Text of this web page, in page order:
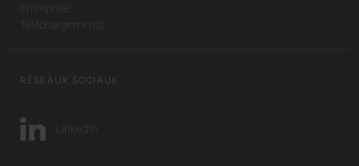
Entreprise
Téléchargements
RÉSEAUX SOCIAUX
LinkedIn